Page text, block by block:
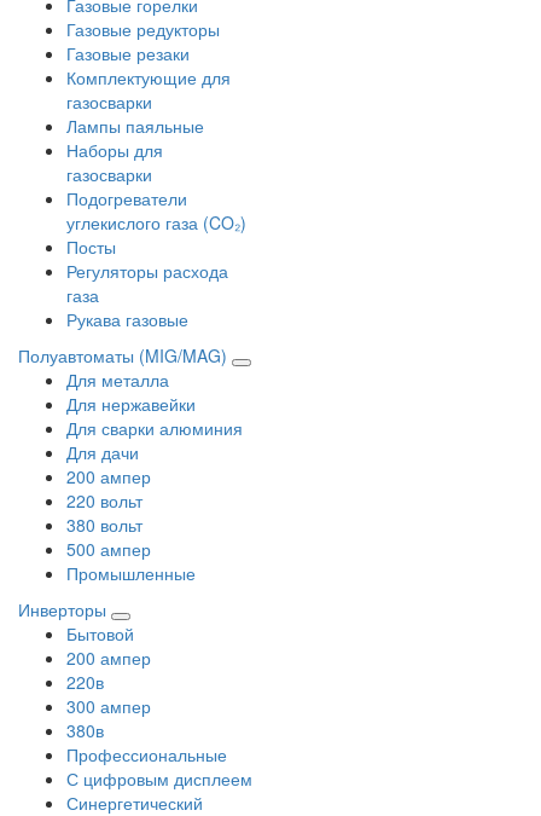
Газовые редукторы
Газовые резаки
Комплектующие для
газосварки
Лампы паяльные
Наборы для
газосварки
Подогреватели
углекислого газа (CO₂)
Посты
Регуляторы расхода
газа
Рукава газовые
Полуавтоматы (MIG/MAG)
Для металла
Для нержавейки
Для сварки алюминия
Для дачи
200 ампер
220 вольт
380 вольт
500 ампер
Промышленные
Инверторы
Бытовой
200 ампер
220в
300 ампер
380в
Профессиональные
С цифровым дисплеем
Синергетический